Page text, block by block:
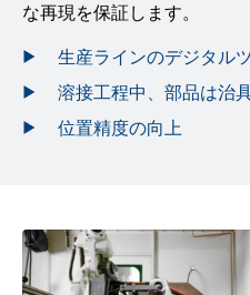
な再現を保証します。
生産ラインのデジタル
溶接工程中、部品は治
位置精度の向上